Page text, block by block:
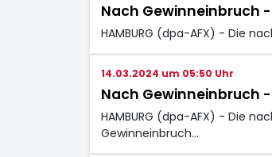
Nach Gewinneinbruch
HAMBURG (dpa-AFX) - Die
14.03.2024 um 05:50 Uhr
Nach Gewinneinbruch
HAMBURG (dpa-AFX) - Die
Gewinneinbruch…